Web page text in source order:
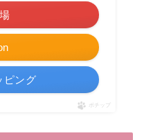
ピング
ポチップ